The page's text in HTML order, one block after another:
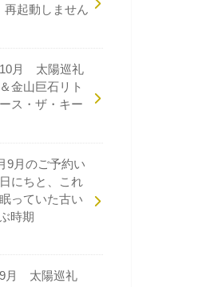
再起動しません
月 太陽巡礼
金山巨石リト
ス・ザ・キー
9月のご予約い
にちと、これ
っていた古い
時期
月 太陽巡礼